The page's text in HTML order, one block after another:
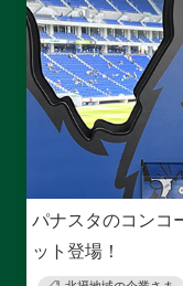
パナスタのコンコ
ット登場！